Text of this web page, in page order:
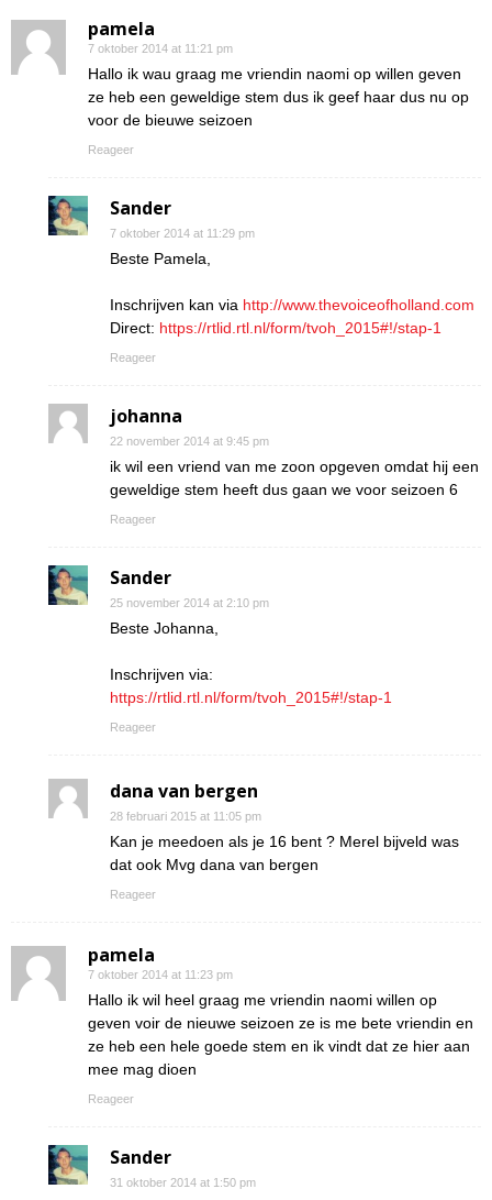
pamela
7 oktober 2014 at 11:21 pm
Hallo ik wau graag me vriendin naomi op willen geven
ze heb een geweldige stem dus ik geef haar dus nu op
voor de bieuwe seizoen
Reageer
Sander
7 oktober 2014 at 11:29 pm
Beste Pamela,
Inschrijven kan via http://www.thevoiceofholland.com
Direct: https://rtlid.rtl.nl/form/tvoh_2015#!/stap-1
Reageer
johanna
22 november 2014 at 9:45 pm
ik wil een vriend van me zoon opgeven omdat hij een
geweldige stem heeft dus gaan we voor seizoen 6
Reageer
Sander
25 november 2014 at 2:10 pm
Beste Johanna,
Inschrijven via:
https://rtlid.rtl.nl/form/tvoh_2015#!/stap-1
Reageer
dana van bergen
28 februari 2015 at 11:05 pm
Kan je meedoen als je 16 bent ? Merel bijveld was
dat ook Mvg dana van bergen
Reageer
pamela
7 oktober 2014 at 11:23 pm
Hallo ik wil heel graag me vriendin naomi willen op
geven voir de nieuwe seizoen ze is me bete vriendin en
ze heb een hele goede stem en ik vindt dat ze hier aan
mee mag dioen
Reageer
Sander
31 oktober 2014 at 1:50 pm